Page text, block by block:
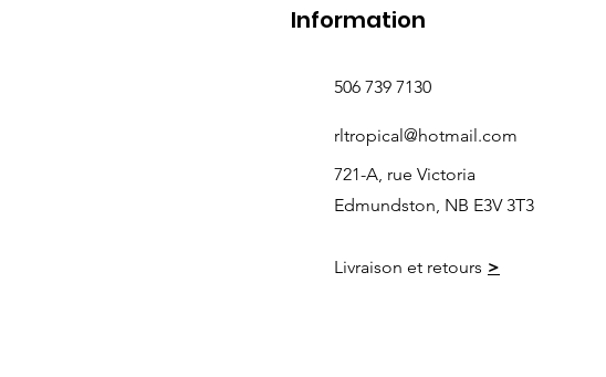
Information
Livraison et retours >
506 739 7130
rltropical@hotmail.com
721-A, rue Victoria
Edmundston, NB E3V 3T3